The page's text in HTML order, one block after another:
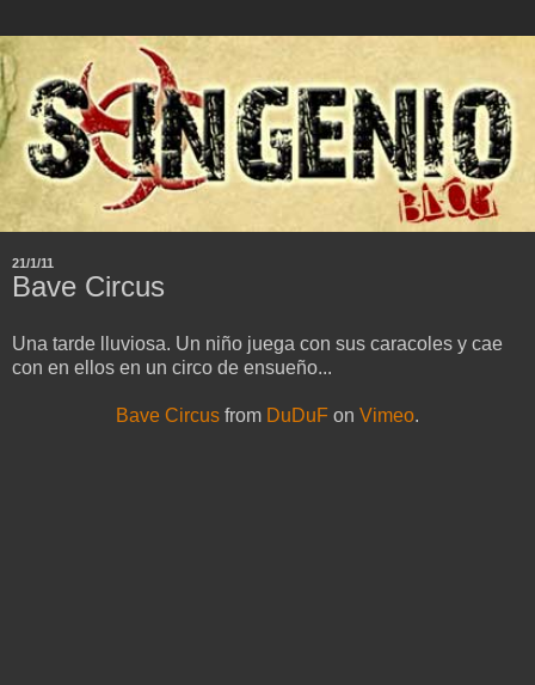
21/1/11
Bave Circus
Una tarde lluviosa. Un niño juega con sus caracoles y cae
con en ellos en un circo de ensueño...
Bave Circus from DuDuF on Vimeo.